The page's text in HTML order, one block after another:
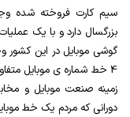
4 خط شماره ی موبایل
زمینه صنعت موبایل و
دورانی که مردم یک خط